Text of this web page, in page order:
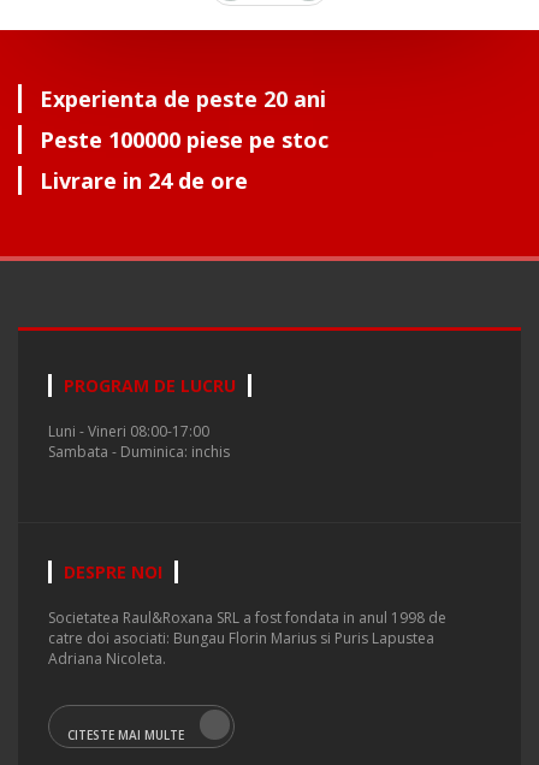
Experienta de peste 20 ani
Peste 100000 piese pe stoc
Livrare in 24 de ore
PROGRAM DE LUCRU
Luni - Vineri 08:00-17:00
Sambata - Duminica: inchis
DESPRE NOI
Societatea Raul&Roxana SRL a fost fondata in anul 1998 de
catre doi asociati: Bungau Florin Marius si Puris Lapustea
Adriana Nicoleta.
CITESTE MAI MULTE